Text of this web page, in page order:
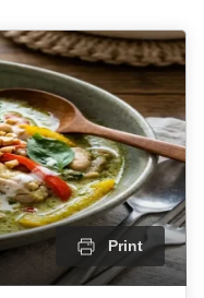
Print